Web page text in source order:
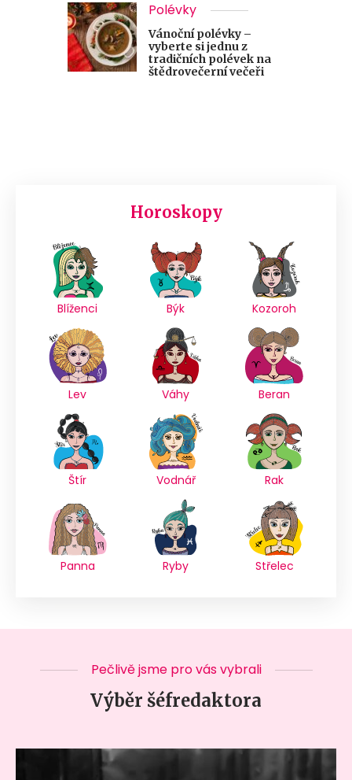
Polévky
Vánoční polévky –
vyberte si jednu z
tradičních polévek na
štědrovečerní večeři
Horoskopy
Blíženci Býk Kozoroh
Lev Váhy Beran
Štír Vodnář Rak
Panna Ryby Střelec
Pečlivě jsme pro vás vybrali
Výběr šéfredaktora